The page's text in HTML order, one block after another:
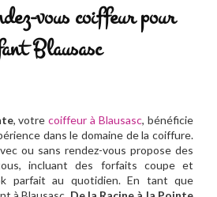
vous coiffeur pour
Blausasc
, votrecoiffeur à Blausasc, bénéficie
dans le domaine de la coiffure.
ou sans rendez-vous propose des
incluant des forfaits coupe et
parfait au quotidien. En tant que